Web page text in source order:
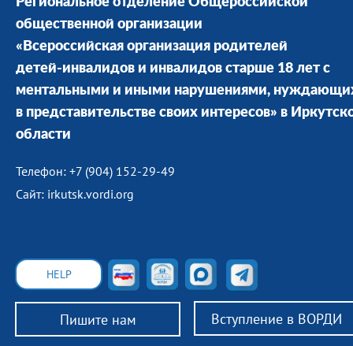
общественной организации
«Всероссийская организация родителей
детей-инвалидов и инвалидов старше 18 лет с
ментальными и иными нарушениями,
в представительстве своих интересов» в
области
Телефон: +7 (904) 152-29-49
Сайт: irkutsk.vordi.org
Пишите нам Вступление в ВОРДИ
HELP